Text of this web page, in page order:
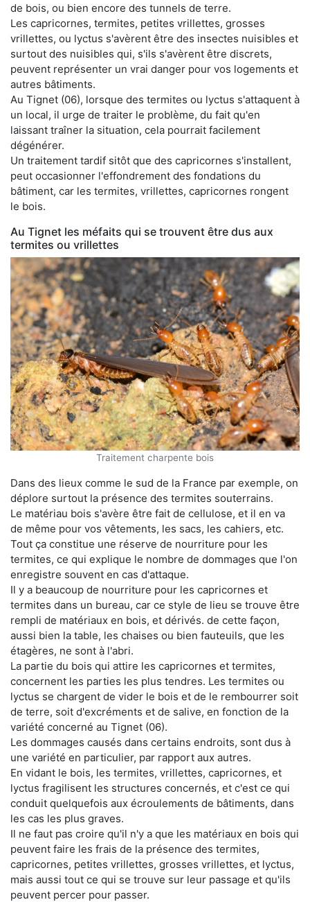
de bois, ou bien encore des tunnels de terre.
Les capricornes, termites, petites vrillettes, grosses
vrillettes, ou lyctus s'avèrent être des insectes nuisibles et
surtout des nuisibles qui, s'ils s'avèrent être discrets,
peuvent représenter un vrai danger pour vos logements et
autres bâtiments.
Au Tignet (06), lorsque des termites ou lyctus s'attaquent à
un local, il urge de traiter le problème, du fait qu'en
laissant traîner la situation, cela pourrait facilement
dégénérer.
Un traitement tardif sitôt que des capricornes s'installent,
peut occasionner l'effondrement des fondations du
bâtiment, car les termites, vrillettes, capricornes rongent
le bois.
Au Tignet les méfaits qui se trouvent être dus aux
termites ou vrillettes
Traitement charpente bois
Dans des lieux comme le sud de la France par exemple, on
déplore surtout la présence des termites souterrains.
Le matériau bois s'avère être fait de cellulose, et il en va
de même pour vos vêtements, les sacs, les cahiers, etc.
Tout ça constitue une réserve de nourriture pour les
termites, ce qui explique le nombre de dommages que l'on
enregistre souvent en cas d'attaque.
Il y a beaucoup de nourriture pour les capricornes et
termites dans un bureau, car ce style de lieu se trouve être
rempli de matériaux en bois, et dérivés. de cette façon,
aussi bien la table, les chaises ou bien fauteuils, que les
étagères, ne sont à l'abri.
La partie du bois qui attire les capricornes et termites,
concernent les parties les plus tendres. Les termites ou
lyctus se chargent de vider le bois et de le rembourrer soit
de terre, soit d'excréments et de salive, en fonction de la
variété concerné au Tignet (06).
Les dommages causés dans certains endroits, sont dus à
une variété en particulier, par rapport aux autres.
En vidant le bois, les termites, vrillettes, capricornes, et
lyctus fragilisent les structures concernés, et c'est ce qui
conduit quelquefois aux écroulements de bâtiments, dans
les cas les plus graves.
Il ne faut pas croire qu'il n'y a que les matériaux en bois qui
peuvent faire les frais de la présence des termites,
capricornes, petites vrillettes, grosses vrillettes, et lyctus,
mais aussi tout ce qui se trouve sur leur passage et qu'ils
peuvent percer pour passer.